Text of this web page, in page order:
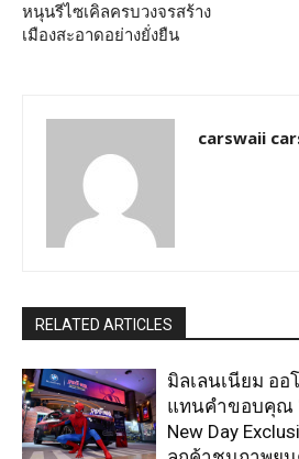
หนุนรีไซเคิลครบวงจรสร้าง
เมืองสะอาดอย่างยั่งยืน
carswaii
RELATED ARTICLES
มิลเลนเนียม ออ
แทนคำขอบคุณ
New Day